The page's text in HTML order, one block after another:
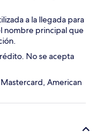
a la llegada para
nombre principal que
No se acepta
American